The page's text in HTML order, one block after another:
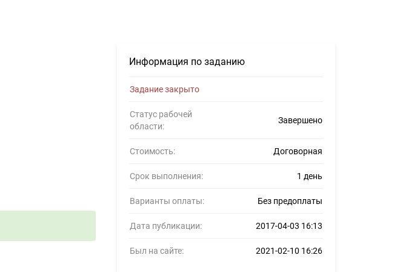
Информация по заданию
Задание закрыто
Статус рабочей
области:
Завершено
Стоимость: Договорная
Срок выполнения: 1 день
Варианты оплаты: Без предоплаты
Дата публикации: 2017-04-03 16:13
Был на сайте: 2021-02-10 16:26